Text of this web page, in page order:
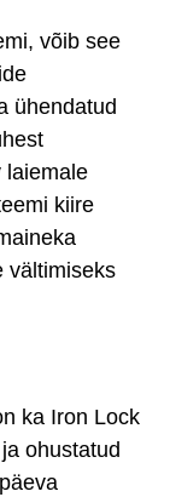
võib see
ühendatud
laiemale
kiire
vältimiseks
ka Iron Lock
ohustatud